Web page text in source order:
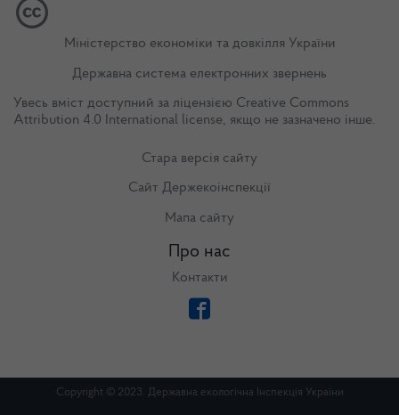
Міністерство економіки та довкілля України
Державна система електронних звернень
Увесь вміст доступний за ліцензією Creative Commons
Attribution 4.0 International license, якщо не зазначено інше.
Стара версія сайту
Сайт Держекоінспекції
Мапа сайту
Про нас
Контакти
Copyright © 2023. Державна екологічна Інспекція України